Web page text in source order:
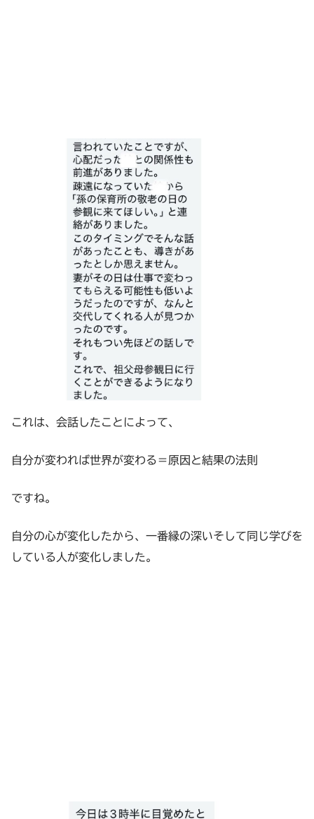
これは、会話したことによって、
自分が変われば世界が変わる＝原因と結果の法則
ですね。
自分の心が変化したから、一番縁の深いそして同じ学びを
している人が変化しました。